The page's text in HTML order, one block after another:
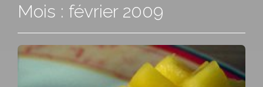
Mois : février 2009